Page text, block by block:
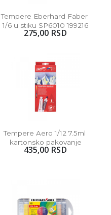
Tempere Eberhard Faber
1/6 u stiku SP6010 199216
275,00 RSD
Tempere Aero 1/12 7.5ml
kartonsko pakovanje
435,00 RSD